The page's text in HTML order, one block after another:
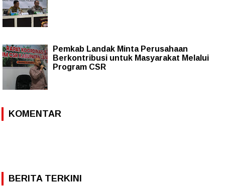
Pemkab Landak Minta Perusahaan
Berkontribusi untuk Masyarakat Melalui
Program CSR
KOMENTAR
BERITA TERKINI